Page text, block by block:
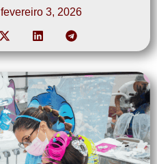
fevereiro 3, 2026